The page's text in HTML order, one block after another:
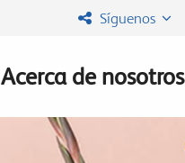
Síguenos
Acerca de nosotros